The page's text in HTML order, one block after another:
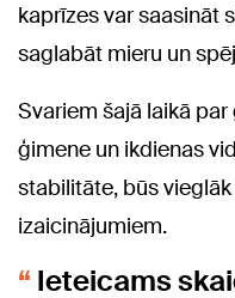
kaprīzes var saasināt
saglabāt mieru un
Svariem šajā laikā
ģimene un ikdienas
stabilitāte, būs
izaicinājumiem.
Ieteicams